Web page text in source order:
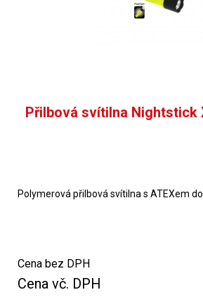
Přilbová svítilna Nightstick
Polymerová přilbová svítilna s ATEXem do
Cena bez DPH
Cena vč. DPH